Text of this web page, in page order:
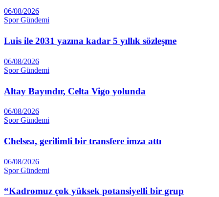
06/08/2026
Spor Gündemi
Luis ile 2031 yazına kadar 5 yıllık sözleşme
06/08/2026
Spor Gündemi
Altay Ba­yındır, Celta Vigo yolunda
06/08/2026
Spor Gündemi
Chelsea, gerilimli bir transfere imza attı
06/08/2026
Spor Gündemi
“Kadromuz çok yüksek potansiyelli bir grup